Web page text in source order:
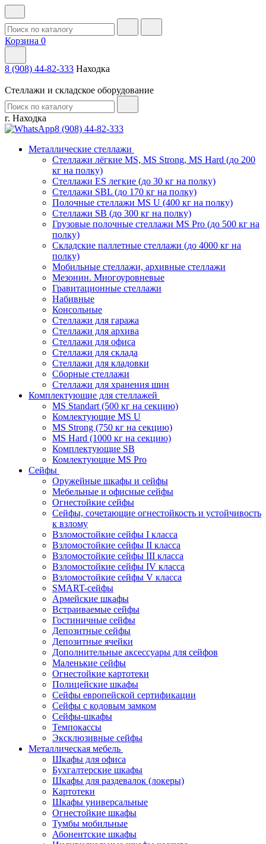
Корзина 0
8 (908) 44-82-333 Находка
Стеллажи и складское оборудование
г. Находка
8 (908) 44-82-333
Металлические стеллажи
Стеллажи лёгкие MS, MS Strong, MS Hard (до 200
кг на полку)
Стеллажи ES легкие (до 30 кг на полку)
Стеллажи SBL (до 170 кг на полку)
Полочные стеллажи MS U (400 кг на полку)
Стеллажи SB (до 300 кг на полку)
Грузовые полочные стеллажи MS Pro (до 500 кг на
полку)
Складские паллетные стеллажи (до 4000 кг на
полку)
Мобильные стеллажи, архивные стеллажи
Мезонин. Многоуровневые
Гравитационные стеллажи
Набивные
Консольные
Стеллажи для гаража
Стеллажи для архива
Стеллажи для офиса
Стеллажи для склада
Стеллажи для кладовки
Сборные стеллажи
Стеллажи для хранения шин
Комплектующие для стеллажей
MS Standart (500 кг на секцию)
Комлектующие MS U
MS Strong (750 кг на секцию)
MS Hard (1000 кг на секцию)
Комплектующие SB
Комлектующие MS Pro
Сейфы
Оружейные шкафы и сейфы
Мебельные и офисные сейфы
Огнестойкие сейфы
Сейфы, сочетающие огнестойкость и устойчивость
к взлому
Взломостойкие сейфы I класса
Взломостойкие сейфы II класса
Взломостойкие сейфы III класса
Взломостойкие сейфы IV класса
Взломостойкие сейфы V класса
SMART-сейфы
Армейские шкафы
Встраиваемые сейфы
Гостиничные сейфы
Депозитные сейфы
Депозитные ячейки
Дополнительные аксессуары для сейфов
Маленькие сейфы
Огнестойкие картотеки
Полицейские шкафы
Сейфы европейской сертификации
Сейфы с кодовым замком
Сейфы-шкафы
Темпокассы
Эксклюзивные сейфы
Металлическая мебель
Шкафы для офиса
Бухгалтерские шкафы
Шкафы для раздевалок (локеры)
Картотеки
Шкафы универсальные
Огнестойкие шкафы
Тумбы мобильные
Абонентские шкафы